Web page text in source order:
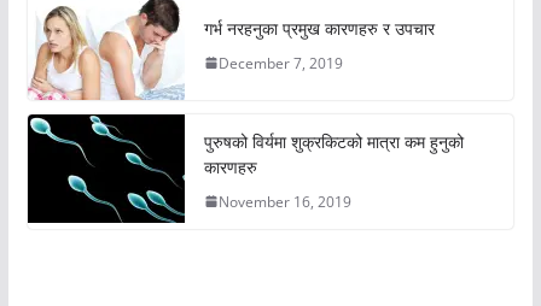
गर्भ नरहनुका प्रमुख कारणहरु र उपचार
December 7, 2019
पुरुषको विर्यमा शुक्रकिटको मात्रा कम हुनुको
कारणहरु
November 16, 2019